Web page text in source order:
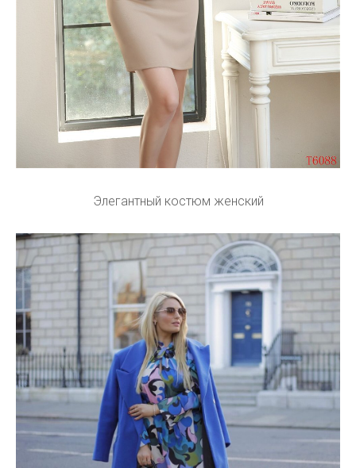
Элегантный костюм женский